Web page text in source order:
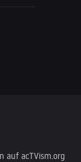
auf acTVism.org